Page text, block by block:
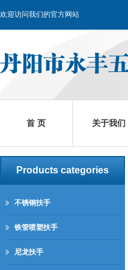
欢迎访问我们的官方网站
首 页 关于我们
Products categories
不锈钢扶手
铁管喷塑扶手
尼龙扶手